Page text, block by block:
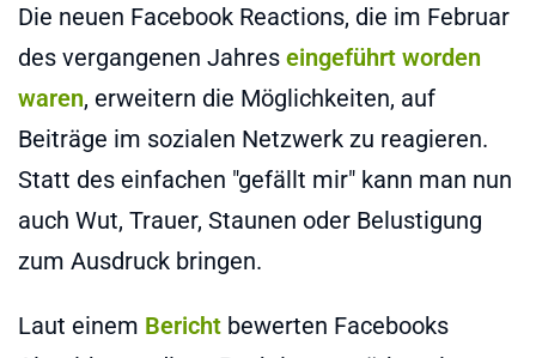
Die neuen Facebook Reactions, die im Februar
des vergangenen Jahres eingeführt worden
waren, erweitern die Möglichkeiten, auf
Beiträge im sozialen Netzwerk zu reagieren.
Statt des einfachen "gefällt mir" kann man nun
auch Wut, Trauer, Staunen oder Belustigung
zum Ausdruck bringen.
Laut einem Bericht bewerten Facebooks